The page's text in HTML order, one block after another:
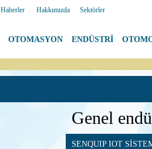
Haberler Hakkımızda Sektörler
OTOMASYON ENDÜSTRİ
Genel
SENQUIP IOT